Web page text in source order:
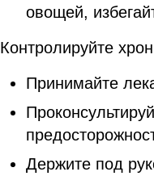
овощей,
Контролируйте
Принимайте
Держите под